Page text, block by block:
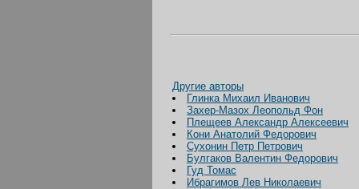
Другие авторы
Глинка Михаил Иванович
Захер-Мазох Леопольд Фон
Плещеев Александр Алексеевич
Кони Анатолий Федорович
Сухонин Петр Петрович
Булгаков Валентин Федорович
Гуд Томас
Ибрагимов Лев Николаевич